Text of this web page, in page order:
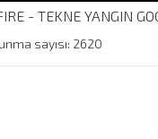
- TEKNE YANGIN
sayısı: 2620